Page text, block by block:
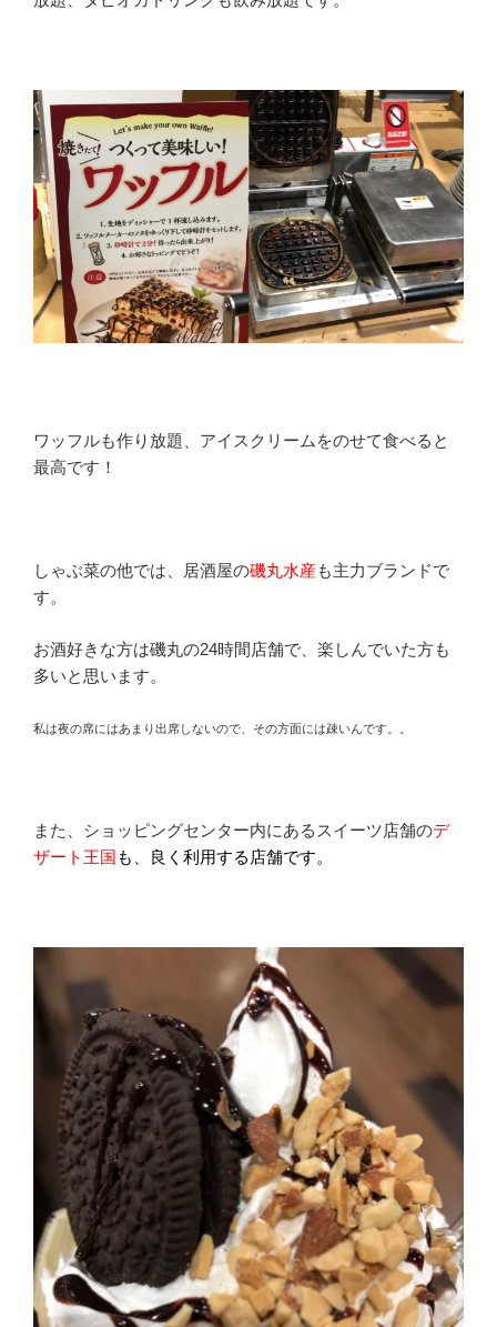
ワッフルも作り放題、アイスクリームをのせて食べると
最高です！
しゃぶ菜の他では、居酒屋の磯丸水産 も主力ブランドで
す。
お酒好きな方は磯丸の24時間店舗で、楽しんでいた方も
多いと思います。
私は夜の席にはあまり出席しないので、その方面には疎いんです。。
また、ショッピングセンター内にあるスイーツ店舗のデ
ザート王国も、良く利用する店舗です。